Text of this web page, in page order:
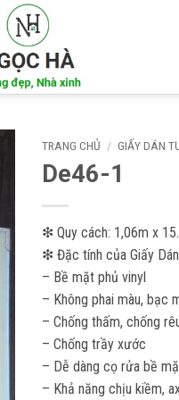
TRANG CHỦ / GIẤY DÁN
De46-1
❇ Quy cách: 1,06m x
❇ Đặc tính của Giấy
– Bề mặt phủ vinyl
– Không phai màu, bạc
– Chống thấm, chống
– Chống trầy xước
– Dễ dàng cọ rửa bề
– Khả năng chịu kiềm,